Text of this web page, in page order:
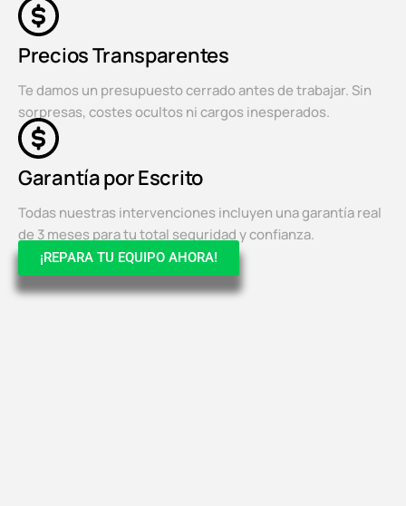
Precios Transparentes
Te damos un presupuesto cerrado antes de trabajar. Sin
sorpresas, costes ocultos ni cargos inesperados.
Garantía por Escrito
Todas nuestras intervenciones incluyen una garantía real
de 3 meses para tu total seguridad y confianza.
¡REPARA TU EQUIPO AHORA!